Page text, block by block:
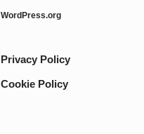
WordPress.org
Privacy Policy
Cookie Policy